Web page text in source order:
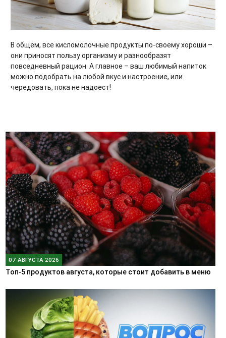
В общем, все кисломолочные продукты по-своему хороши –
они приносят пользу организму и разнообразят
повседневный рацион. А главное – ваш любимый напиток
можно подобрать на любой вкус и настроение, или
чередовать, пока не надоест!
07 АВГУСТА 2026
Топ‑5 продуктов августа, которые стоит добавить в меню